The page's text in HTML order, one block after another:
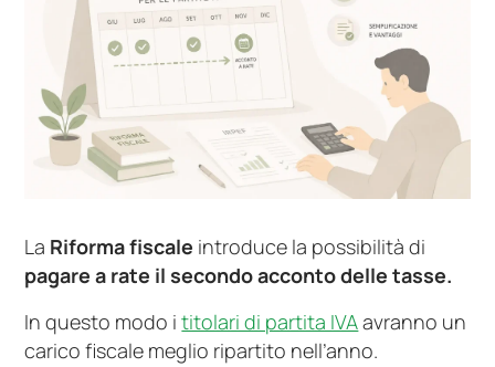
La Riforma fiscale introduce la possibilità di
pagare a rate il secondo acconto delle tasse.
In questo modo ititolari di partita IVAavranno un
carico fiscale meglio ripartito nell’anno.